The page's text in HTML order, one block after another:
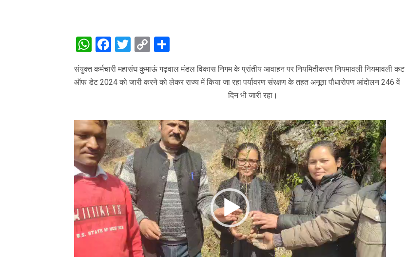
WhatsApp
Facebook
Twitter
Copy
Link
Share
संयुक्त कर्मचारी महासंघ कुमाऊं गढ़वाल मंडल विकास निगम के प्रांतीय आवाहन पर नियमितीकरण नियमावली नियमावली कट
ऑफ डेट 2024 को जारी करने को लेकर राज्य में किया जा रहा पर्यावरण संरक्षण के तहत अनूठा पौधारोपण आंदोलन 246 वें
दिन भी जारी रहा।
Player